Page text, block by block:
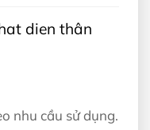
dien thân
nhu cầu sử dụng.